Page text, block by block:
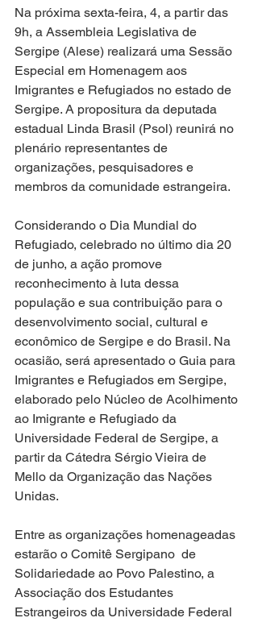
Na próxima sexta-feira, 4, a partir das
9h, a Assembleia Legislativa de
Sergipe (Alese) realizará uma Sessão
Especial em Homenagem aos
Imigrantes e Refugiados no estado de
Sergipe. A propositura da deputada
estadual Linda Brasil (Psol) reunirá no
plenário representantes de
organizações, pesquisadores e
membros da comunidade estrangeira.
Considerando o Dia Mundial do
Refugiado, celebrado no último dia 20
de junho, a ação promove
reconhecimento à luta dessa
população e sua contribuição para o
desenvolvimento social, cultural e
econômico de Sergipe e do Brasil. Na
ocasião, será apresentado o Guia para
Imigrantes e Refugiados em Sergipe,
elaborado pelo Núcleo de Acolhimento
ao Imigrante e Refugiado da
Universidade Federal de Sergipe, a
partir da Cátedra Sérgio Vieira de
Mello da Organização das Nações
Unidas.
Entre as organizações homenageadas
estarão o Comitê Sergipano  de
Solidariedade ao Povo Palestino, a
Associação dos Estudantes
Estrangeiros da Universidade Federal